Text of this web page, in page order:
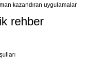
kazandıran uygulamalar
rehber